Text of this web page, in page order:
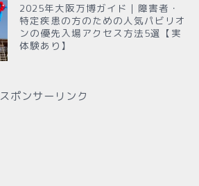
2025年大阪万博ガイド｜障害者・
特定疾患の方のための人気パビリオ
ンの優先入場アクセス方法5選【実
体験あり】
スポンサーリンク